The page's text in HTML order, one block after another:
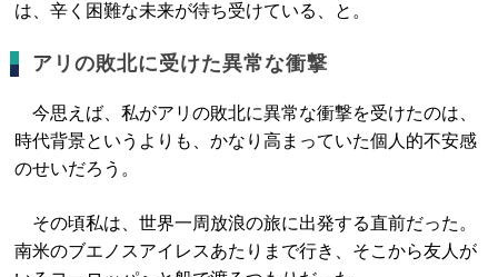
は、辛く困難な未来が待ち受けている、と。
アリの敗北に受けた異常な衝撃
今思えば、私がアリの敗北に異常な衝撃を受けたのは、
時代背景というよりも、かなり高まっていた個人的不安感
のせいだろう。
その頃私は、世界一周放浪の旅に出発する直前だった。
南米のブエノスアイレスあたりまで行き、そこから友人が